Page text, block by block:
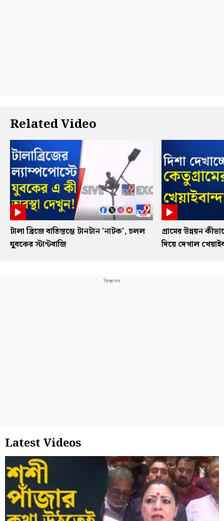
Related Video
টালা ব্রিজে বাতিস্তম্ভে টানটান 'নাটক', চলল
যুবকের স্টান্টবাজি
গ্রামের উন্নয়ন
দিয়ে দেখাল
Latest Videos